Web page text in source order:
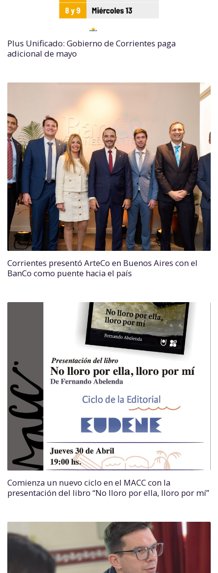
Plus Unificado: Gobierno de Corrientes paga
adicional de mayo
Corrientes presentó ArteCo en Buenos Aires con el
BanCo como puente hacia el país
Comienza un nuevo ciclo en el MACC con la
presentación del libro “No lloro por ella, lloro por mí”